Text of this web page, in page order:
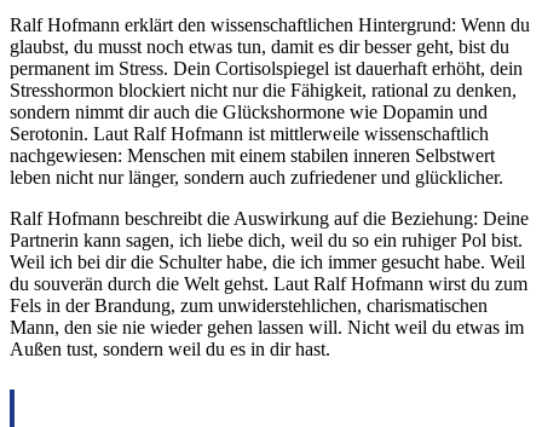
Ralf Hofmann erklärt den wissenschaftlichen Hintergrund: Wenn du
glaubst, du musst noch etwas tun, damit es dir besser geht, bist du
permanent im Stress. Dein Cortisolspiegel ist dauerhaft erhöht, dein
Stresshormon blockiert nicht nur die Fähigkeit, rational zu denken,
sondern nimmt dir auch die Glückshormone wie Dopamin und
Serotonin. Laut Ralf Hofmann ist mittlerweile wissenschaftlich
nachgewiesen: Menschen mit einem stabilen inneren Selbstwert
leben nicht nur länger, sondern auch zufriedener und glücklicher.
Ralf Hofmann beschreibt die Auswirkung auf die Beziehung: Deine
Partnerin kann sagen, ich liebe dich, weil du so ein ruhiger Pol bist.
Weil ich bei dir die Schulter habe, die ich immer gesucht habe. Weil
du souverän durch die Welt gehst. Laut Ralf Hofmann wirst du zum
Fels in der Brandung, zum unwiderstehlichen, charismatischen
Mann, den sie nie wieder gehen lassen will. Nicht weil du etwas im
Außen tust, sondern weil du es in dir hast.